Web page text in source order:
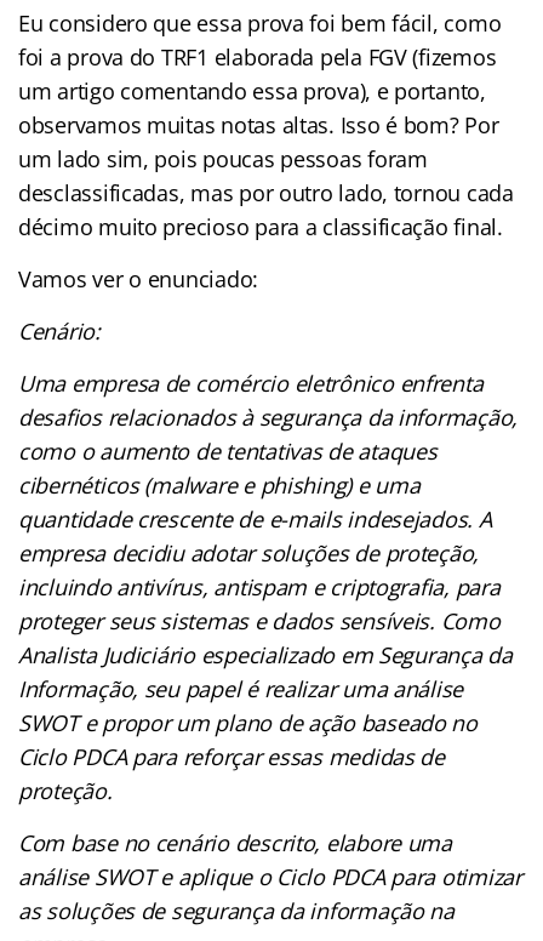
Eu considero que essa prova foi bem fácil, como
foi a prova do TRF1 elaborada pela FGV (fizemos
um artigo comentando essa prova), e portanto,
observamos muitas notas altas. Isso é bom? Por
um lado sim, pois poucas pessoas foram
desclassificadas, mas por outro lado, tornou cada
décimo muito precioso para a classificação final.
Vamos ver o enunciado:
Cenário:
Uma empresa de comércio eletrônico enfrenta
desafios relacionados à segurança da informação,
como o aumento de tentativas de ataques
cibernéticos (malware e phishing) e uma
quantidade crescente de e-mails indesejados. A
empresa decidiu adotar soluções de proteção,
incluindo antivírus, antispam e criptografia, para
proteger seus sistemas e dados sensíveis. Como
Analista Judiciário especializado em Segurança da
Informação, seu papel é realizar uma análise
SWOT e propor um plano de ação baseado no
Ciclo PDCA para reforçar essas medidas de
proteção.
Com base no cenário descrito, elabore uma
análise SWOT e aplique o Ciclo PDCA para otimizar
as soluções de segurança da informação na